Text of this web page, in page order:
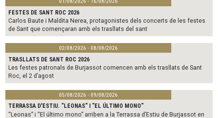
FESTES DE SANT ROC 2026
Carlos Baute i Maldita Nerea, protagonistes dels concerts de les festes
de Sant que començaran amb els trasllats del sant
02/08/2026 - 08/08/2026
TRASLLATS DE SANT ROC 2026
Les festes patronals de Burjassot comencen amb els trasllats de Sant
Roc, el 2 d’agost
05/08/2026 - 09/08/2026
TERRASSA D'ESTIU. "LEONAS" I "EL ÚLTIMO MONO"
“Leonas” i “El último mono” arriben a la Terrassa d’Estiu de Burjassot en